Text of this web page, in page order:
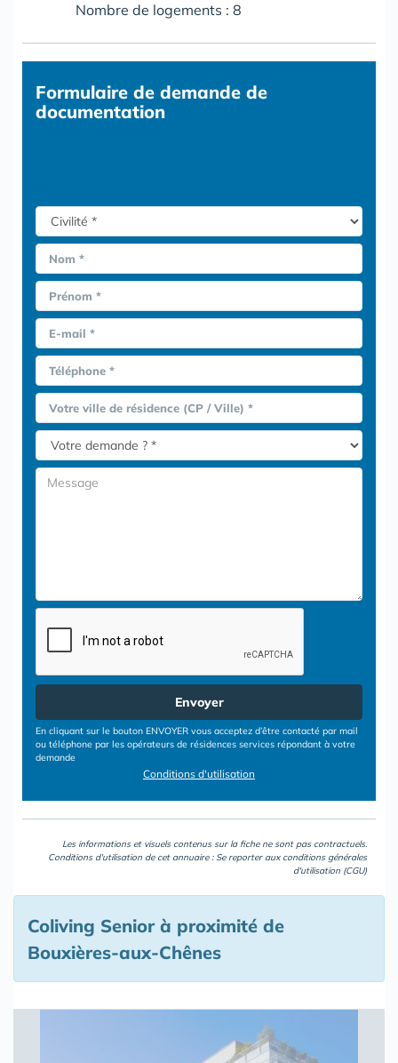
Nombre de logements : 8
Formulaire de demande de
documentation
Nom *
Prénom *
E-mail *
Téléphone *
Votre ville de résidence (CP / Ville) *
Envoyer
En cliquant sur le bouton ENVOYER vous acceptez d’être contacté par mail
ou téléphone par les opérateurs de résidences services répondant à votre
demande
Conditions d'utilisation
Les informations et visuels contenus sur la fiche ne sont pas contractuels.
Conditions d'utilisation de cet annuaire : Se reporter aux conditions générales
d'utilisation (CGU)
Coliving Senior à proximité de
Bouxières-aux-Chênes